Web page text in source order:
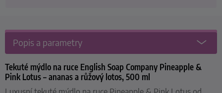
Popis a parametry
Tekuté mýdlo na ruce English Soap Company Pineapple &
Pink Lotus – ananas a růžový lotos, 500 ml